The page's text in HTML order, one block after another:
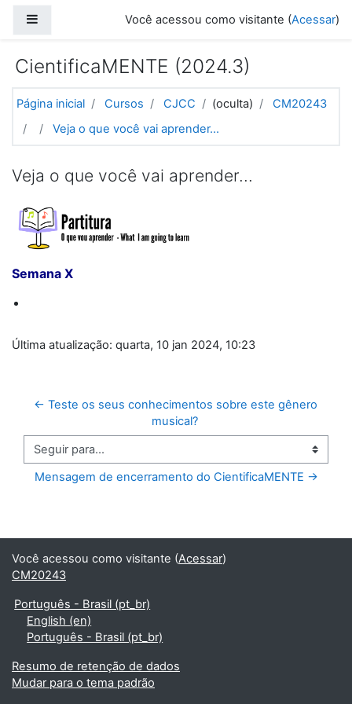
Você acessou como visitante (Acessar)
CientificaMENTE (2024.3)
Página inicial Cursos CJCC (oculta)
CM20243
Veja o que você vai aprender...
Veja o que você vai aprender...
Semana X
Última atualização: quarta, 10 jan 2024, 10:23
← Teste os seus conhecimentos sobre este gênero
musical?
Seguir para...
Mensagem de encerramento do CientificaMENTE →
Você acessou como visitante (Acessar)
CM20243
Português - Brasil ‎(pt_br)‎
English ‎(en)‎
Português - Brasil ‎(pt_br)‎
Resumo de retenção de dados
Mudar para o tema padrão